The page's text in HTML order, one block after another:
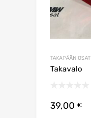
TAKAPÄÄN OSAT
Takavalo
39,00 €